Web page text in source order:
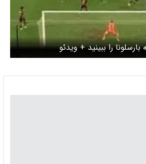
را ببینید + ویدئو